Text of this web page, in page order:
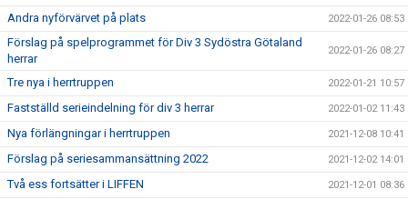
Andra nyförvärvet på plats 2022-01-26 08:53
Förslag på spelprogrammet för Div 3 Sydöstra Götaland
herrar
2022-01-26 08:27
Tre nya i herrtruppen 2022-01-21 10:57
Fastställd serieindelning för div 3 herrar 2022-01-02 11:43
Nya förlängningar i herrtruppen 2021-12-08 10:41
Förslag på seriesammansättning 2022 2021-12-02 14:01
Två ess fortsätter i LIFFEN 2021-12-01 08:36